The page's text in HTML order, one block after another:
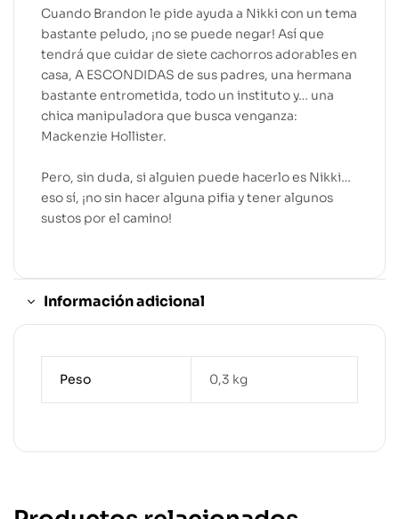
Cuando Brandon le pide ayuda a Nikki con un tema
bastante peludo, ¡no se puede negar! Así que
tendrá que cuidar de siete cachorros adorables en
casa, A ESCONDIDAS de sus padres, una hermana
bastante entrometida, todo un instituto y… una
chica manipuladora que busca venganza:
Mackenzie Hollister.
Pero, sin duda, si alguien puede hacerlo es Nikki…
eso sí, ¡no sin hacer alguna pifia y tener algunos
sustos por el camino!
Información adicional
Peso 0,3 kg